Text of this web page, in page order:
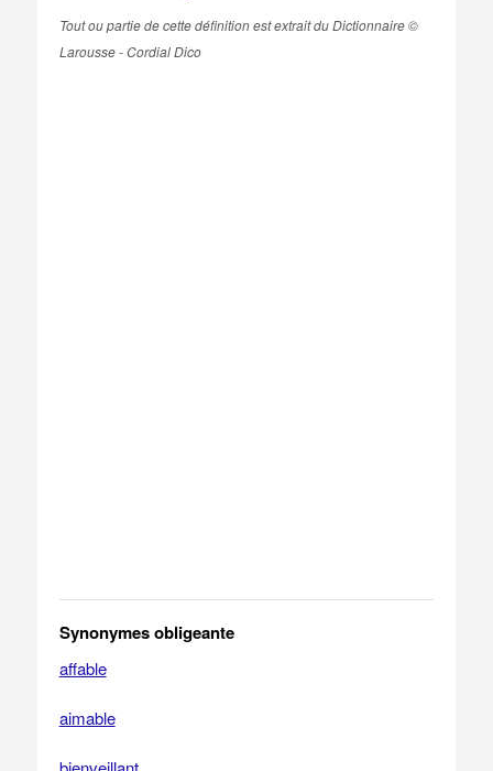
Tout ou partie de cette définition est extrait du Dictionnaire ©
Larousse - Cordial Dico
Synonymes obligeante
affable
aimable